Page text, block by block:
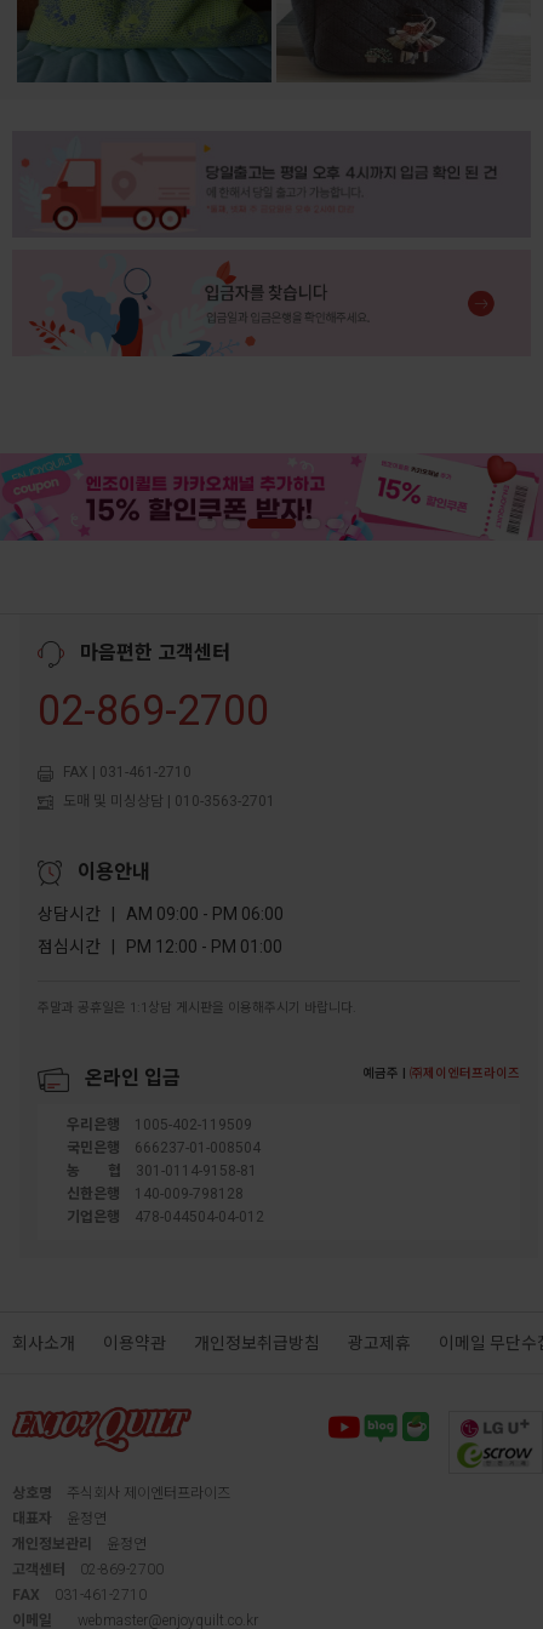
마음편한 고객센터
02-869-2700
FAX | 031-461-2710
도매 및 미싱상담 | 010-3563-2701
이용안내
상담시간 | AM 09:00 - PM 06:00
점심시간 | PM 12:00 - PM 01:00
주말과 공휴일은 1:1상담 게시판을 이용해주시기 바랍니다.
온라인 입금 예금주 |㈜제이엔터프라이즈
우리은행
1005-402-119509
국민은행
666237-01-008504
농협301-0114-9158-81
신한은행
140-009-798128
기업은행
478-044504-04-012
회사소개 이용약관 개인정보취급방침 광고제휴 이메일 무단수
상호명
주식회사 제이엔터프라이즈
대표자
윤정연
개인정보관리
윤정연
고객센터
02-869-2700
FAX
031-461-2710
이메일
webmaster@enjoyquilt.co.kr